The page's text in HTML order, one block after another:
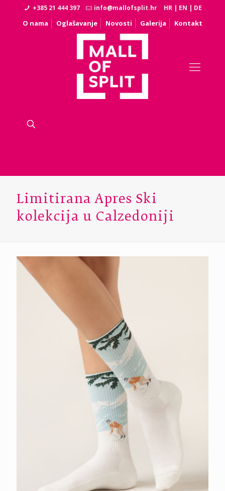
+385 21 444 397 info@mallofsplit.hr HR | EN | DE
O nama Oglašavanje Novosti Galerija Kontakt
Limitirana Apres Ski
kolekcija u Calzedoniji